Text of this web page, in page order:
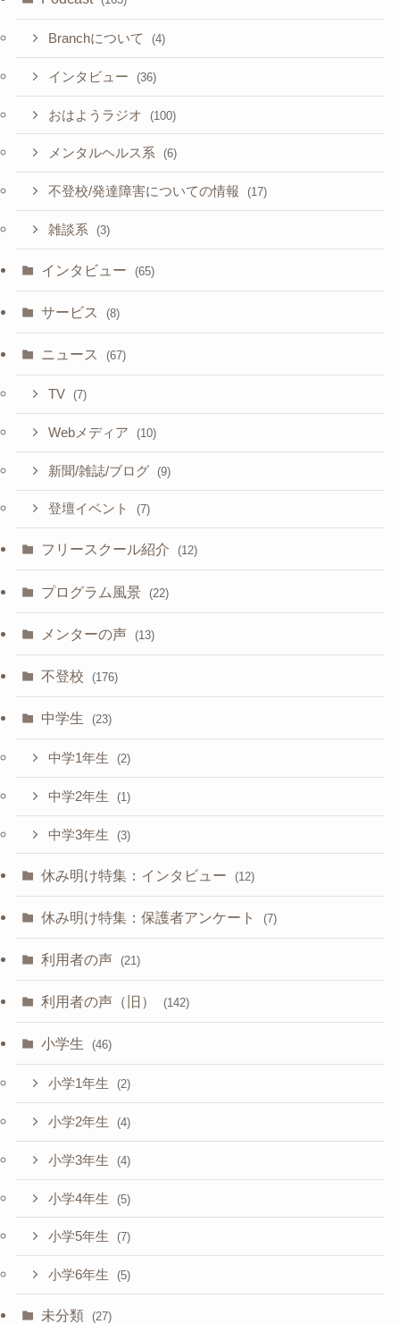
Branchについて (4)
インタビュー (36)
おはようラジオ (100)
メンタルヘルス系 (6)
不登校/発達障害についての情報 (17)
雑談系 (3)
インタビュー (65)
サービス (8)
ニュース (67)
TV (7)
Webメディア (10)
新聞/雑誌/ブログ (9)
登壇イベント (7)
フリースクール紹介 (12)
プログラム風景 (22)
メンターの声 (13)
不登校 (176)
中学生 (23)
中学1年生 (2)
中学2年生 (1)
中学3年生 (3)
休み明け特集：インタビュー (12)
休み明け特集：保護者アンケート (7)
利用者の声 (21)
利用者の声（旧） (142)
小学生 (46)
小学1年生 (2)
小学2年生 (4)
小学3年生 (4)
小学4年生 (5)
小学5年生 (7)
小学6年生 (5)
未分類 (27)